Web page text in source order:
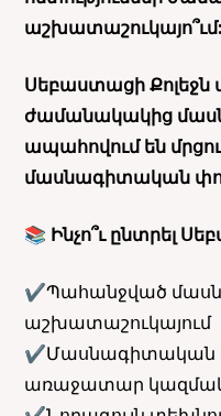
աշխատաշուկայո՞ւմ:
Սեբաստացի Քոլեջն
ժամանակակից
ապահովում են
մասնագիտական
📚 Ինչո՞ւ ընտրել
✔Պահանջված
աշխատաշուկայում
✔Մասնագիտական
առաջատար